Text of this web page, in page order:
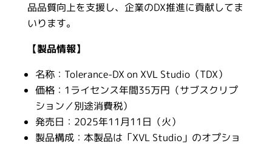
品品質向上を支援し、企業のDX推進に貢献してま
いります。
【製品情報】
名称：Tolerance-DX on XVL Studio（TDX）
価格：1ライセンス年間35万円（サブスクリプ
ション／別途消費税）
発売日：2025年11月11日（火）
製品構成：本製品は「XVL Studio」のオプショ